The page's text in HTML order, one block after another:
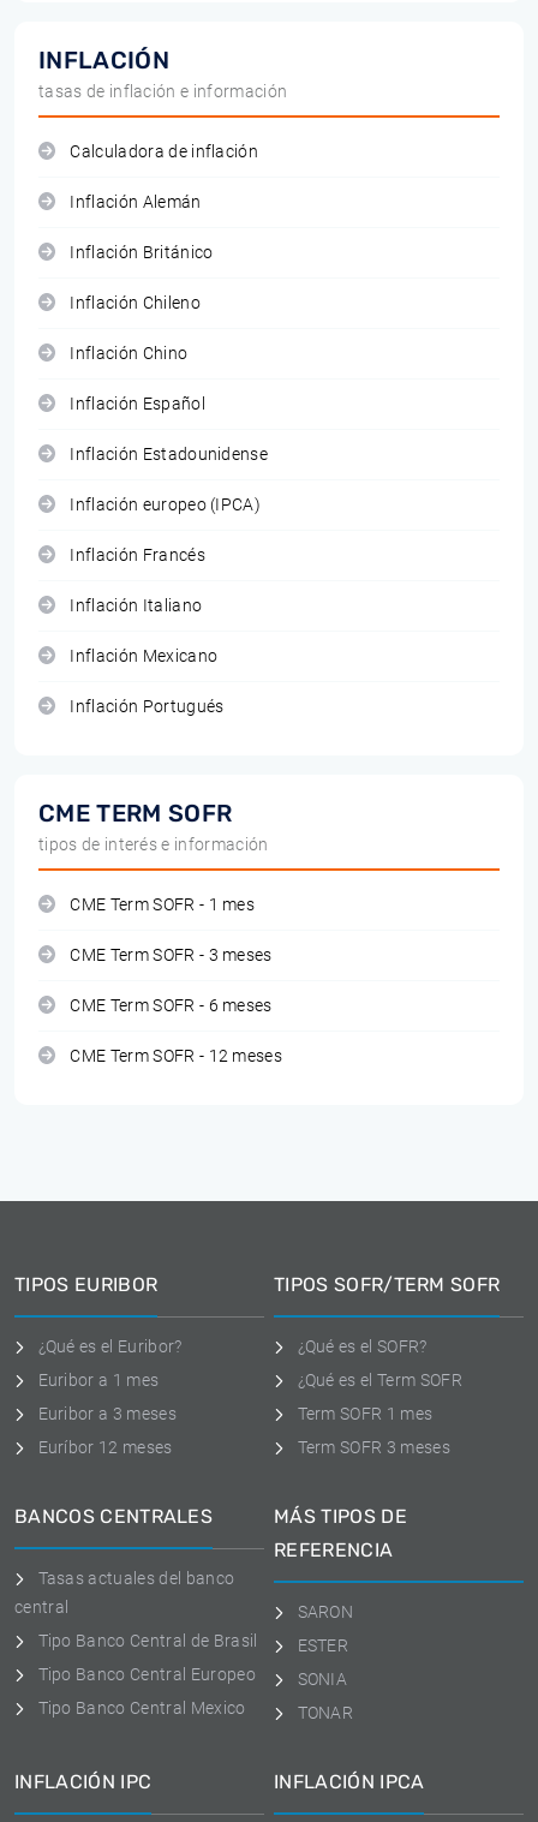
INFLACIÓN
tasas de inflación e información
Calculadora de inflación
Inflación Alemán
Inflación Británico
Inflación Chileno
Inflación Chino
Inflación Español
Inflación Estadounidense
Inflación europeo (IPCA)
Inflación Francés
Inflación Italiano
Inflación Mexicano
Inflación Portugués
CME TERM SOFR
tipos de interés e información
CME Term SOFR - 1 mes
CME Term SOFR - 3 meses
CME Term SOFR - 6 meses
CME Term SOFR - 12 meses
TIPOS EURIBOR
¿Qué es el Euribor?
Euribor a 1 mes
Euribor a 3 meses
Euríbor 12 meses
TIPOS SOFR/TERM SOFR
¿Qué es el SOFR?
¿Qué es el Term SOFR
Term SOFR 1 mes
Term SOFR 3 meses
BANCOS CENTRALES
Tasas actuales del banco
central
Tipo Banco Central de Brasil
Tipo Banco Central Europeo
Tipo Banco Central Mexico
MÁS TIPOS DE
REFERENCIA
SARON
ESTER
SONIA
TONAR
INFLACIÓN IPC INFLACIÓN IPCA